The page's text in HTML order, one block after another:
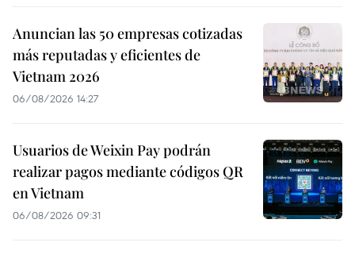
Anuncian las 50 empresas cotizadas
más reputadas y eficientes de
Vietnam 2026
06/08/2026 14:27
Usuarios de Weixin Pay podrán
realizar pagos mediante códigos QR
en Vietnam
06/08/2026 09:31